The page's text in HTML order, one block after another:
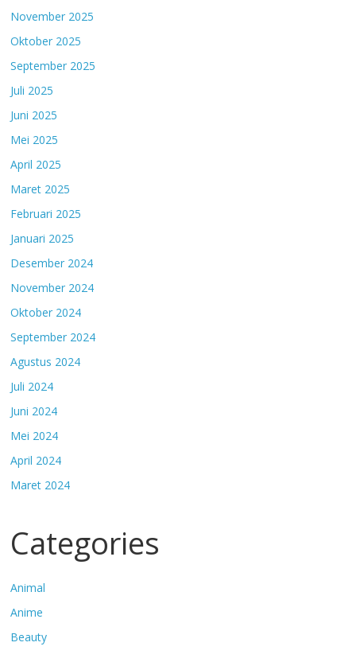
November 2025
Oktober 2025
September 2025
Juli 2025
Juni 2025
Mei 2025
April 2025
Maret 2025
Februari 2025
Januari 2025
Desember 2024
November 2024
Oktober 2024
September 2024
Agustus 2024
Juli 2024
Juni 2024
Mei 2024
April 2024
Maret 2024
Categories
Animal
Anime
Beauty